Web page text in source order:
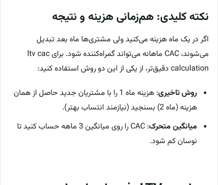
نکته کلیدی: هم‌زمانی هزینه و نتیجه
اگر در یک ماه هزینه می‌کنید ولی مشتری‌ها ماه بعد تبدیل
می‌شوند، CAC ماهانه می‌تواند گمراه‌کننده شود. برای ltv cac
calculation دقیق‌تر، از یکی از این دو روش استفاده کنید:
روش تاخیری
: هزینه ماه 1 را با مشتریان جدید حاصل از همان
هزینه (ماه 2) بسنجید (نیازمند انتساب بهتر).
میانگین متحرک
: CAC را روی میانگین 3 ماهه حساب کنید تا
نوسان کم شود.